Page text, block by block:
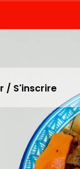
/ S'inscrire